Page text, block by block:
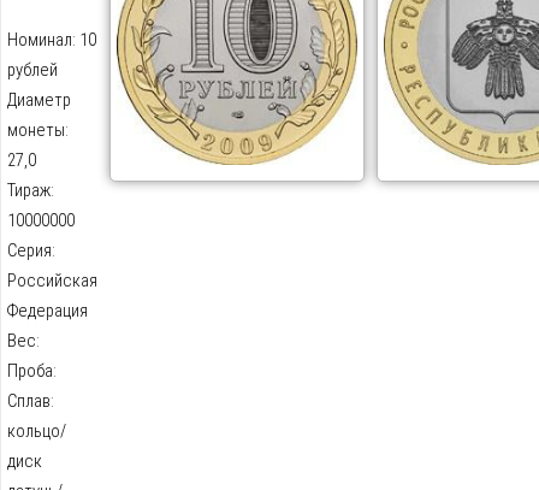
Номинал: 10
рублей
Диаметр
монеты:
27,0
Тираж:
10000000
Серия:
Российская
Федерация
Вес:
Проба:
Сплав:
кольцо/
диск